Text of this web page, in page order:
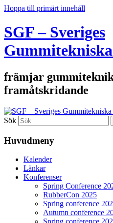
Hoppa till primärt innehåll
SGF – Sveriges
främjar
framåtskridande
Sök
Huvudmeny
Kalender
Länkar
Konferenser
Spring Conference
RubberCon 2025
Spring conference
Autumn conference